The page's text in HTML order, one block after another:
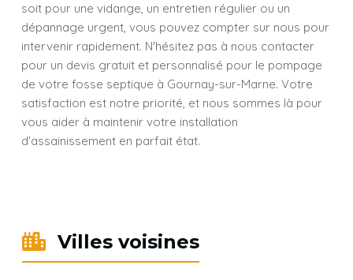
soit pour une vidange, un entretien régulier ou un
dépannage urgent, vous pouvez compter sur nous pour
intervenir rapidement. N'hésitez pas à nous contacter
pour un devis gratuit et personnalisé pour le pompage
de votre fosse septique à Gournay-sur-Marne. Votre
satisfaction est notre priorité, et nous sommes là pour
vous aider à maintenir votre installation
d'assainissement en parfait état.
Villes voisines